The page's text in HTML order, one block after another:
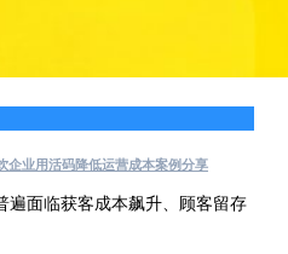
企业用活码降低运营成本案例分享
遍面临获客成本飙升、顾客留存